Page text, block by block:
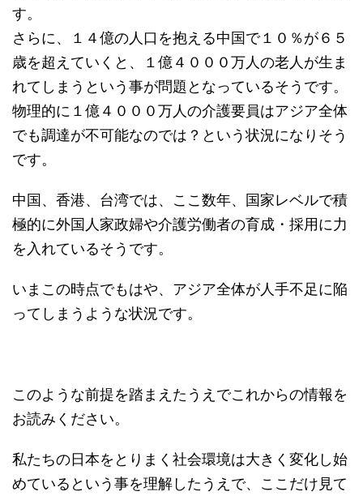
す。
さらに、１４億の人口を抱える中国で１０％が６５
歳を超えていくと、１億４０００万人の老人が生ま
れてしまうという事が問題となっているそうです。
物理的に１億４０００万人の介護要員はアジア全体
でも調達が不可能なのでは？という状況になりそう
です。
中国、香港、台湾では、ここ数年、国家レベルで積
極的に外国人家政婦や介護労働者の育成・採用に力
を入れているそうです。
いまこの時点でもはや、アジア全体が人手不足に陥
ってしまうような状況です。
このような前提を踏まえたうえでこれからの情報を
お読みください。
私たちの日本をとりまく社会環境は大きく変化し始
めているという事を理解したうえで、ここだけ見て